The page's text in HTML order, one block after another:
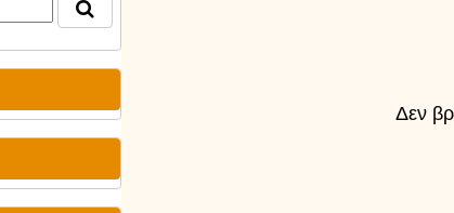
Δεν